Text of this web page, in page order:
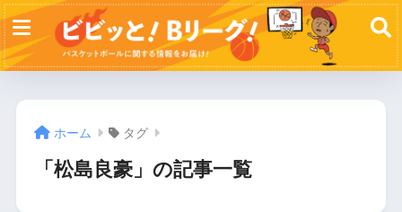
ホーム タグ
「松島良豪」の記事一覧